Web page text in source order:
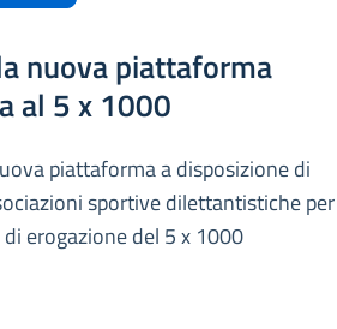
nuova piattaforma
al 5 x 1000
piattaforma a disposizione di
sportive dilettantistiche per
erogazione del 5 x 1000